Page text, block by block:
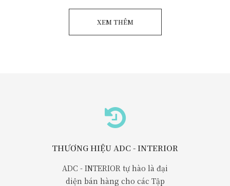
XEM THÊM
THƯƠNG HIỆU ADC - INTERIOR
ADC - INTERIOR tự hào là đại
diện bán hàng cho các Tập